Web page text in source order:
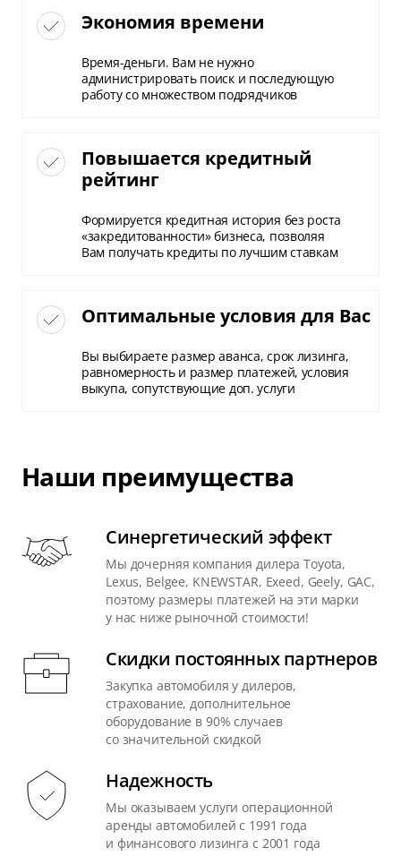
Экономия времени
Время-деньги. Вам не нужно
администрировать поиск и последующую
работу со множеством подрядчиков
Повышается кредитный
рейтинг
Формируется кредитная история без роста
«закредитованности» бизнеса, позволяя
Вам получать кредиты по лучшим ставкам
Оптимальные условия для Вас
Вы выбираете размер аванса, срок лизинга,
равномерность и размер платежей, условия
выкупа, сопутствующие доп. услуги
Наши преимущества
Синергетический эффект
Мы дочерняя компания дилера Toyota,
Lexus, Belgee, KNEWSTAR, Exeed, Geely, GAC,
поэтому размеры платежей на эти марки
у нас ниже рыночной стоимости!
Скидки постоянных партнеров
Закупка автомобиля у дилеров,
страхование, дополнительное
оборудование в 90% случаев
со значительной скидкой
Надежность
Мы оказываем услуги операционной
аренды автомобилей с 1991 года
и финансового лизинга с 2001 года